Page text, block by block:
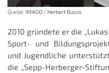
Quelle: IMAGO / Herbert Bucco
2010 gründete er die
Sport- und
und Jugendliche
die „Sepp-Herberger-